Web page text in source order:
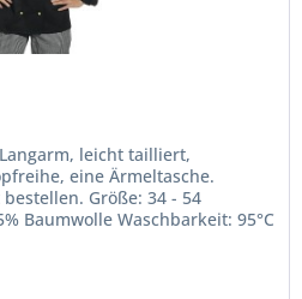
leicht tailliert,
eine Ärmeltasche.
Größe: 34 - 54
Baumwolle Waschbarkeit: 95°C